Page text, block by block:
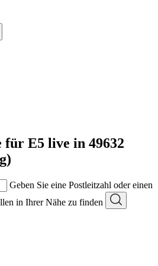
für E5 live in 49632
Geben Sie eine Postleitzahl oder einen
in Ihrer Nähe zu finden